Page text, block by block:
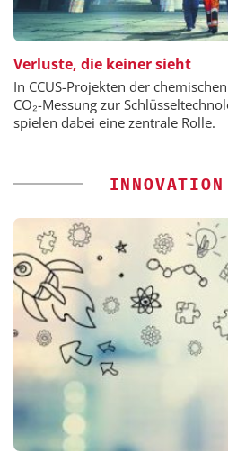
Verluste, die keiner sieht
In CCUS-Projekten der
CO₂-Messung zur
spielen dabei eine zentrale Rolle.